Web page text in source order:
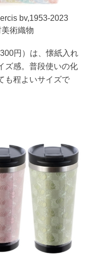
bv,1953-2023
術織物
円）は、懐紙入れ
ズ感。普段使いの化
も程よいサイズで